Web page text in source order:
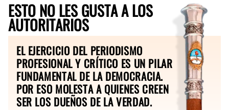
ESTO NO LES GUSTA A LOS
AUTORITARIOS
EL EJERCICIO DEL PERIODISMO
PROFESIONAL Y CRÍTICO ES UN PILAR
FUNDAMENTAL DE LA DEMOCRACIA.
POR ESO MOLESTA A QUIENES CREEN
SER LOS DUEÑOS DE LA VERDAD.